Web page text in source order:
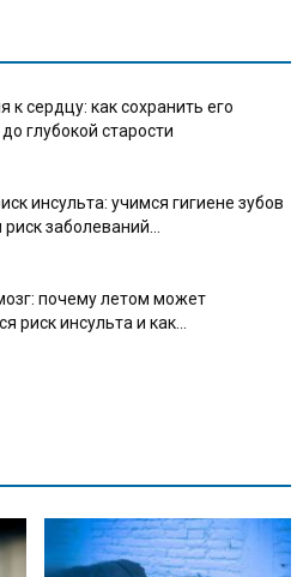
к сердцу: как сохранить его
глубокой старости
инсульта: учимся гигиене зубов
заболеваний...
почему летом может
риск инсульта и как...